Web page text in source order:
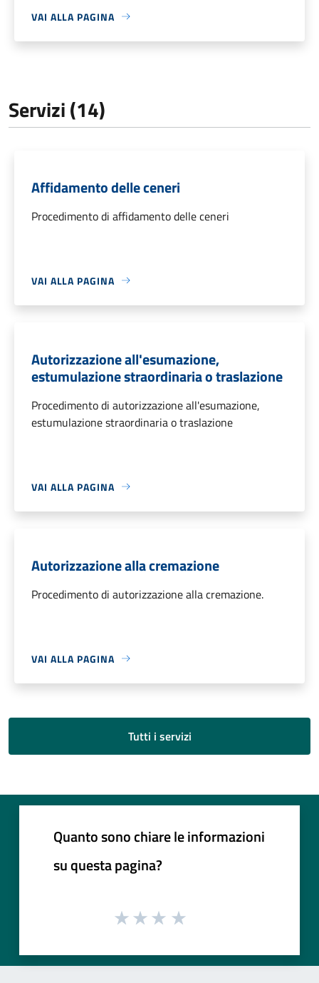
VAI ALLA PAGINA
Servizi (14)
Affidamento delle ceneri
Procedimento di affidamento delle ceneri
VAI ALLA PAGINA
Autorizzazione all'esumazione,
estumulazione straordinaria o traslazione
Procedimento di autorizzazione all'esumazione,
estumulazione straordinaria o traslazione
VAI ALLA PAGINA
Autorizzazione alla cremazione
Procedimento di autorizzazione alla cremazione.
VAI ALLA PAGINA
Tutti i servizi
Quanto sono chiare le informazioni
su questa pagina?